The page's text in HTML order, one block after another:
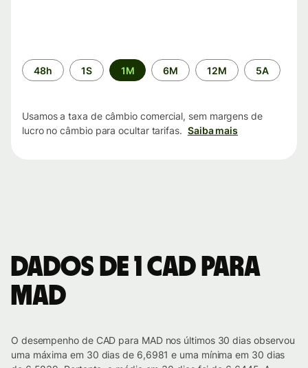
Período
de
48h 1S 1M 6M 12M 5A
Usamos a taxa de câmbio comercial, sem margens de
lucro no câmbio para ocultar tarifas. Saiba mais
Dados de 1 CAD para
MAD
O desempenho de CAD para MAD nos últimos 30 dias observou
uma máxima em 30 dias de 6,6981 e uma mínima em 30 dias